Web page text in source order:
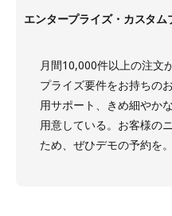
エンタープライズ・カスタム
月間10,000件以上の注文
プライズ要件をお持ちの
用サポート、きめ細やか
用意している。お客様の
ため、ぜひデモの予約を。